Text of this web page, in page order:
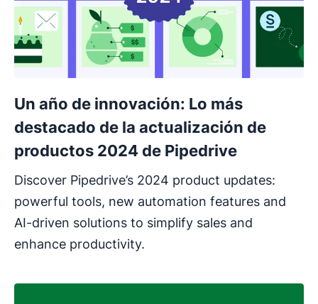
Un año de innovación: Lo más
destacado de la actualización de
productos 2024 de Pipedrive
Discover Pipedrive’s 2024 product updates:
powerful tools, new automation features and
AI-driven solutions to simplify sales and
enhance productivity.